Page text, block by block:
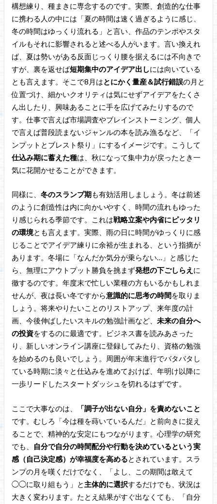
構想練り、種まきに専念するのです。実際、創造的な仕事
に携わる人の中には「夏の時間は速く過ぎるように感じ、
冬の時間はゆっくり流れる」と言い、作品のテンポやスタ
イルもそれに影響されると述べる人がいます。言い換えれ
ば、夏は勢いがある反面じっくり腰を据えるには不向きで
すが、裏を返せば短期集中のアイデア出しには向いている
とも言えます。そこで8月はとにかく量産＆試行錯誤の月と
位置づけ、細かいクオリティは気にせずアイデアをたくさ
ん出したり、興味あることに手を広げてみたりするので
す。仕事で言えば市場調査やブレインストーミング、個人
で言えば普段読まないジャンルの本を読み漁るなど、「イ
ンプットとブレスト祭り」にするイメージです。こうして
仕込み期に蓄えた種は、秋になって集中力が戻ったとき一
気に花開かせることができます。
同様に、 冬のスランプ期も有効活用しましょう。冬は前述
のように創造性は内に向かいやすく、時間の流れもゆった
り感じられる季節です。これは戦略立案や内省にピッタリ
の環境とも言えます。実際、雨の日に時間がゆっくりに感
じることでアイデア練りに余裕が生まれる、という指摘が
あります。冬場に「なんだか気分が乗らない…」と感じた
ら、無理にアウトプット勝負を挑まず発想の下ごしらえ に
徹するのです。年度末で忙しい業種の方もいるかもしれま
せんが、夜は長い冬ですから意識的に思考の時間を取りま
しょう。将来やりたいことのリストアップ、来年度の計
画、今後伸ばしたいスキルの勉強計画など、 未来の自分へ
の投資をするのに最適です。ビジネス書を読みあさった
り、新しいオンライン講座に登録してみたり、資格の勉強
を始めるのも良いでしょう。周囲が年末進行でバタバタし
ている時期に淡々と仕込みを進めておけば、年明け以降に
一歩リードしたスタートダッシュを切れるはずです。
ここで大事なのは、
「調子が出ない自分」を責めないこと
です。むしろ「今は種を蒔いているんだ」と前向きに捉え
ることで、精神的な安定にもつながります。心理学の研究
でも、
自分で自分の時間配分や行動を決めているという実
感（自己決定感）が幸福度を高めるとされています。スラ
ンプの月を嘆くだけでなく、「よし、この期間は敢えて
◯◯に取り組もう」と 主体的に選択するだけでも、状況は
大きく変わります。たとえ結果がすぐ出なくても、「自分